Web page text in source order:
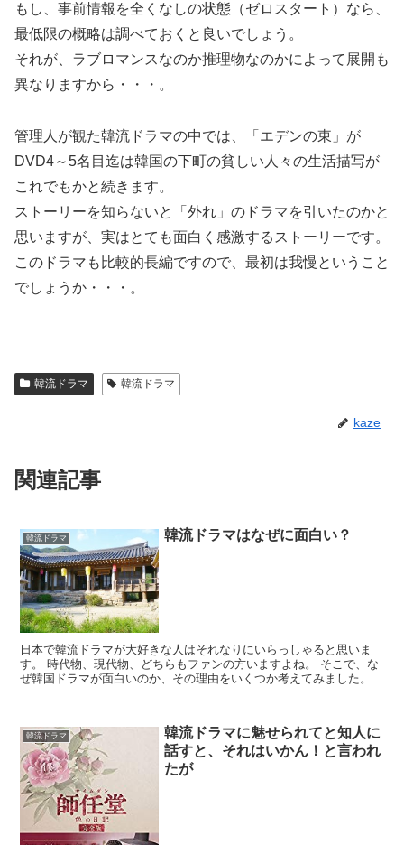
もし、事前情報を全くなしの状態（ゼロスタート）なら、
最低限の概略は調べておくと良いでしょう。
それが、ラブロマンスなのか推理物なのかによって展開も
異なりますから・・・。
管理人が観た韓流ドラマの中では、「エデンの東」が
DVD4～5名目迄は韓国の下町の貧しい人々の生活描写が
これでもかと続きます。
ストーリーを知らないと「外れ」のドラマを引いたのかと
思いますが、実はとても面白く感激するストーリーです。
このドラマも比較的長編ですので、最初は我慢ということ
でしょうか・・・。
韓流ドラマ 韓流ドラマ
kaze
関連記事
韓流ドラマ 韓流ドラマはなぜに面白い？
日本で韓流ドラマが大好きな人はそれなりにいらっしゃると思いま
す。 時代物、現代物、どちらもファンの方いますよね。 そこで、な
ぜ韓国ドラマが面白いのか、その理由をいくつか考えてみました。
韓流ドラマ
韓流ドラマに魅せられてと知人に
話すと、それはいかん！と言われ
たが